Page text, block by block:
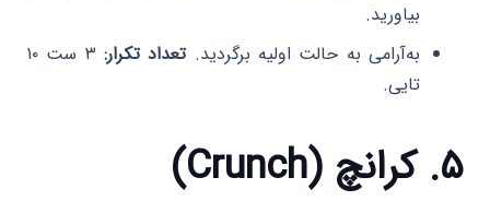
بیاورید.
به‌آرامی به حالت اولیه برگردید.تعداد تکرار:
۳ ست ۱۰
تایی.
۵. کرانچ (Crunch)